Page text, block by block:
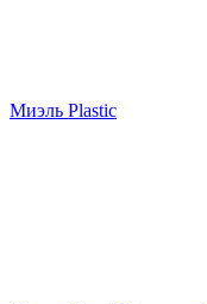
Миэль Plastic